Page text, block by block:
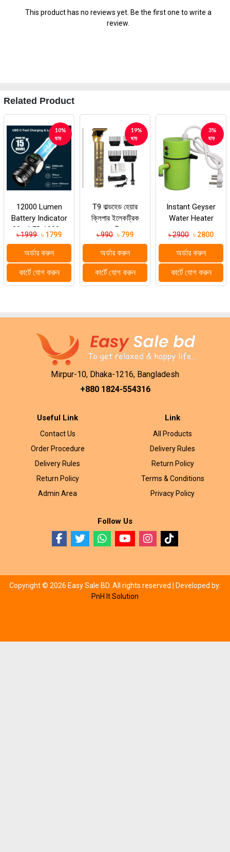
This product has no reviews yet. Be the first one to write a
review.
Related Product
10%
ছাড়
12000 Lumen
Battery Indicator
30w LED 1200m
Strong Light LED
Recharge...
৳ 1999 ৳ 1799
অর্ডার করুন
কার্টে যোগ করুন
19%
ছাড়
T9 বাল্ডহেড হেয়ার
ক্লিপার ইলেকট্রিক
হেয়ার ট্রিমার
৳ 990 ৳ 799
অর্ডার করুন
কার্টে যোগ করুন
3%
ছাড়
Instant Geyser
Water Heater
৳ 2900 ৳ 2800
অর্ডার করুন
কার্টে যোগ করুন
Mirpur-10, Dhaka-1216, Bangladesh
+880 1824-554316
Useful Link
Contact Us
Order Procedure
Delivery Rules
Return Policy
Admin Area
Link
All Products
Delivery Rules
Return Policy
Terms & Conditions
Privacy Policy
Follow Us
Copyright © 2026 Easy Sale BD. All rights reserved |
Developed by:
PnH It Solution